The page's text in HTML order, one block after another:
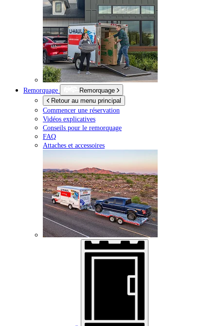
Remorquage
Remorquage
Retour au menu principal
Commencer une réservation
Vidéos explicatives
Conseils pour le remorquage
FAQ
Attaches et accessoires